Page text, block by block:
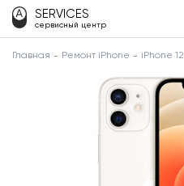
SERVICES
сервисный центр
Главная Ремонт iPhone iPhone 12